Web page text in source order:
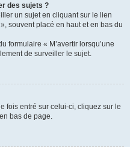
des sujets ?
un sujet en cliquant sur le lien
souvent placé en haut et en bas du
formulaire « M’avertir lorsqu’une
de surveiller le sujet.
fois entré sur celui-ci, cliquez sur le
bas de page.